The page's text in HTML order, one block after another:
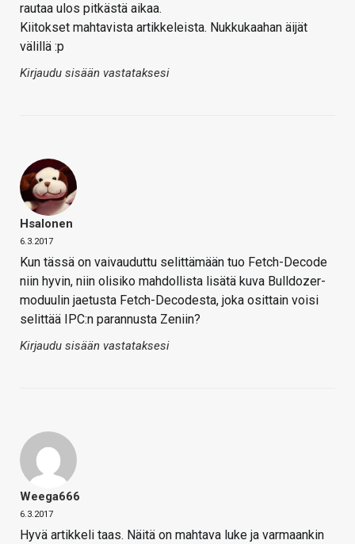
rautaa ulos pitkästä aikaa.
Kiitokset mahtavista artikkeleista. Nukkukaahan äijät
välillä :p
Kirjaudu sisään vastataksesi
Hsalonen
6.3.2017
Kun tässä on vaivauduttu selittämään tuo Fetch-Decode
niin hyvin, niin olisiko mahdollista lisätä kuva Bulldozer-
moduulin jaetusta Fetch-Decodesta, joka osittain voisi
selittää IPC:n parannusta Zeniin?
Kirjaudu sisään vastataksesi
Weega666
6.3.2017
Hyvä artikkeli taas. Näitä on mahtava luke ja varmaankin